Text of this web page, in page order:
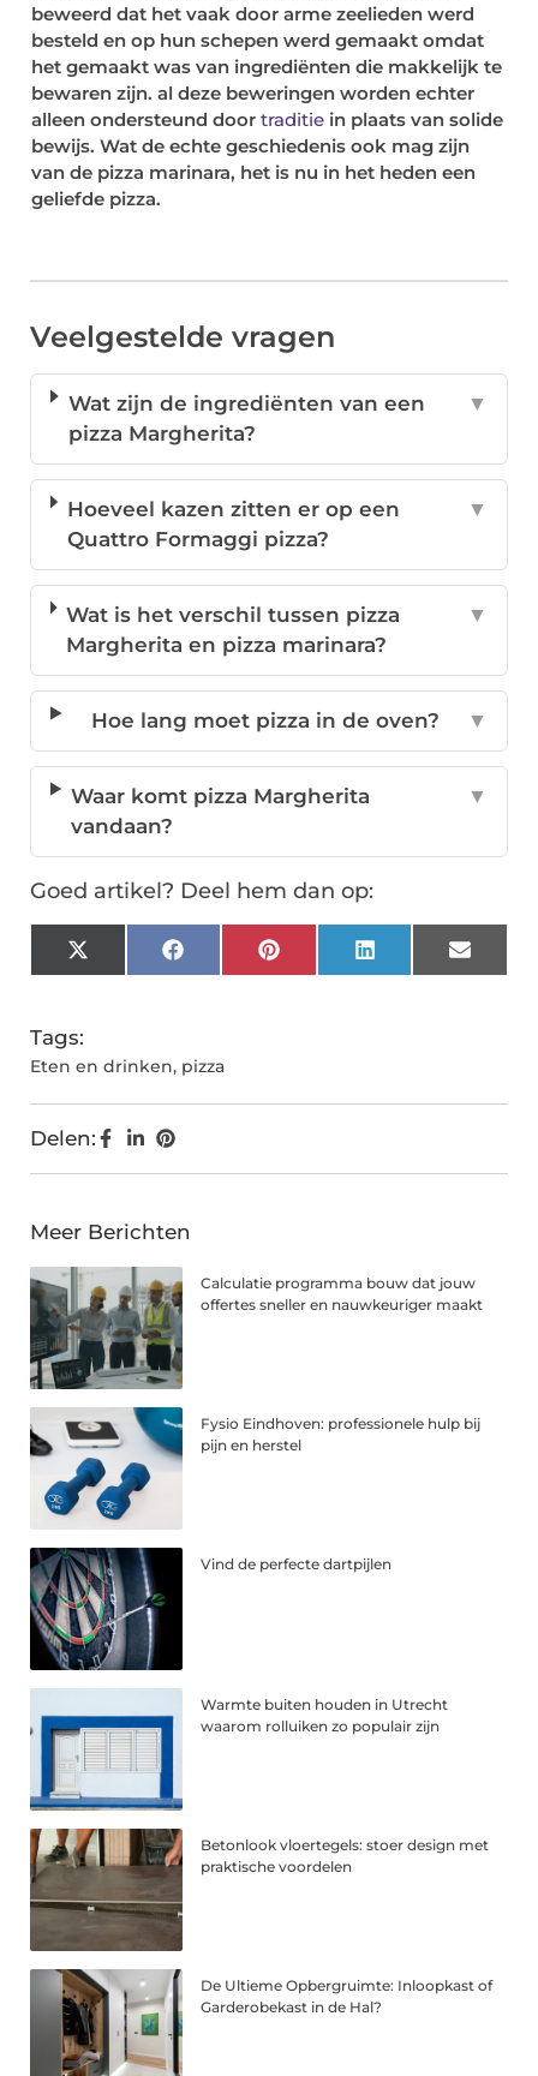
beweerd dat het vaak door arme zeelieden werd
besteld en op hun schepen werd gemaakt omdat
het gemaakt was van ingrediënten die makkelijk te
bewaren zijn. al deze beweringen worden echter
alleen ondersteund door traditie in plaats van solide
bewijs. Wat de echte geschiedenis ook mag zijn
van de pizza marinara, het is nu in het heden een
geliefde pizza.
Veelgestelde vragen
Wat zijn de ingrediënten van een
pizza Margherita?
▼
Hoeveel kazen zitten er op een
Quattro Formaggi pizza?
▼
Wat is het verschil tussen pizza
Margherita en pizza marinara?
▼
Hoe lang moet pizza in de oven? ▼
Waar komt pizza Margherita
vandaan?
▼
Goed artikel? Deel hem dan op:
X
(Twitter)
FacebookPinterestLinkedInEmail
Tags:
Eten en drinken, pizza
Delen:
Meer Berichten
Calculatie programma bouw dat jouw
offertes sneller en nauwkeuriger maakt
Fysio Eindhoven: professionele hulp bij
pijn en herstel
Vind de perfecte dartpijlen
Warmte buiten houden in Utrecht
waarom rolluiken zo populair zijn
Betonlook vloertegels: stoer design met
praktische voordelen
De Ultieme Opbergruimte: Inloopkast of
Garderobekast in de Hal?